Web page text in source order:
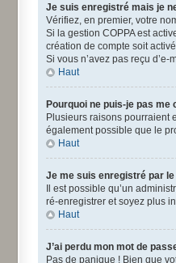
Je suis enregistré mais je
Vérifiez, en premier, votre
Si la gestion COPPA est
création de compte soit
Si vous n’avez pas reçu
Haut
Pourquoi ne puis-je pas me
Plusieurs raisons pourraient
également possible que le
Haut
Je me suis enregistré par
Il est possible qu’un
ré-enregistrer et soyez plus
Haut
J’ai perdu mon mot de
Pas de panique ! Bien que